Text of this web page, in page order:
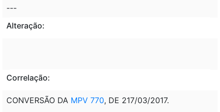
---
Alteração:
Correlação:
CONVERSÃO DA MPV 770, DE 217/03/2017.